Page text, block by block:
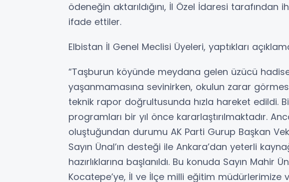
ödeneğin aktarıldığını, İl Özel İdaresi tarafından
ifade ettiler.
Elbistan İl Genel Meclisi Üyeleri, yaptıkları
“Taşburun köyünde meydana gelen üzücü
yaşanmamasına sevinirken, okulun zarar
teknik rapor doğrultusunda hızla hareket edildi.
programları bir yıl önce kararlaştırılmaktadır.
oluştuğundan durumu AK Parti Gurup Başkan
Sayın Ünal’ın desteği ile Ankara’dan yeterli
hazırlıklarına başlanıldı. Bu konuda Sayın Mahir
Kocatepe’ye, İl ve İlçe milli eğitim müdürlerimize